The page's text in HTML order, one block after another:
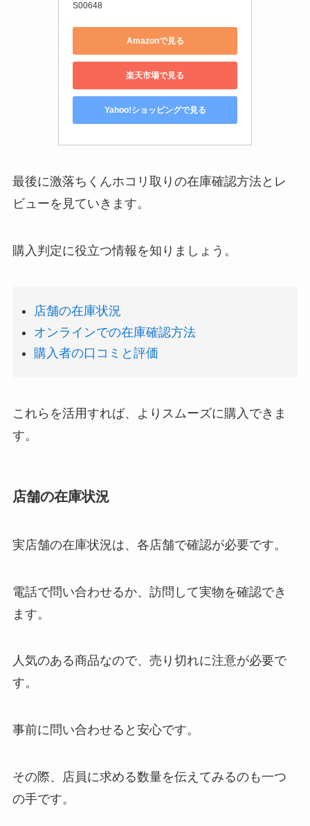
S00648
Amazonで見る
楽天市場で見る
Yahoo!ショッピングで見る
最後に激落ちくんホコリ取りの在庫確認方法とレ
ビューを見ていきます。
購入判定に役立つ情報を知りましょう。
店舗の在庫状況
オンラインでの在庫確認方法
購入者の口コミと評価
これらを活用すれば、よりスムーズに購入できま
す。
店舗の在庫状況
実店舗の在庫状況は、各店舗で確認が必要です。
電話で問い合わせるか、訪問して実物を確認でき
ます。
人気のある商品なので、売り切れに注意が必要で
す。
事前に問い合わせると安心です。
その際、店員に求める数量を伝えてみるのも一つ
の手です。